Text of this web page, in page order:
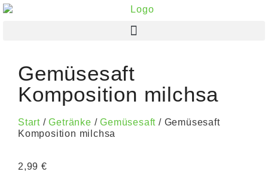
Gemüsesaft
Komposition milchsa
Start /Getränke /Gemüsesaft / Gemüsesaft
Komposition milchsa
2,99 €